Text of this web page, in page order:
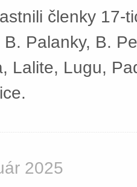
členky 17-
Palanky, B.
Lalite, Lugu,
2025